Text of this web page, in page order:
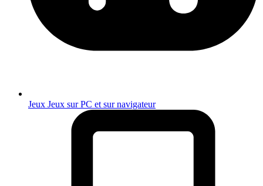
Jeux Jeux sur PC et sur navigateur